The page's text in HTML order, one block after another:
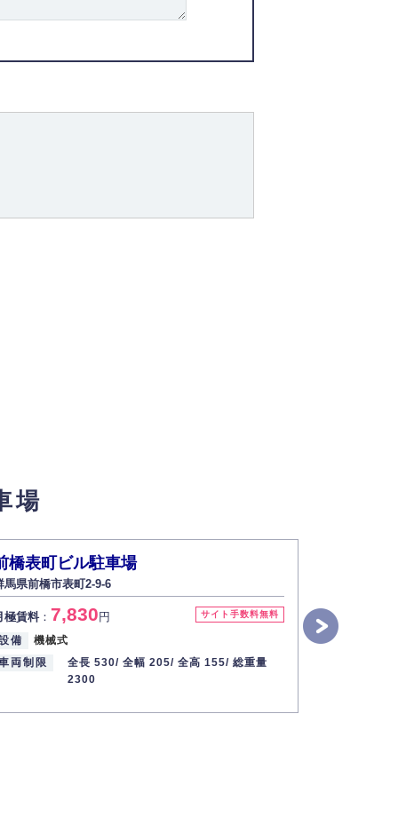
。
合は開示いたしません）。
場
橋表町ビル駐車場
馬県前橋市表町2-9-6
サイト手数料無料
極賃料： 7,830円
備
機械式
両制限
全長 530/ 全幅 205/ 全高 155/ 総重量
2300
月極賃料